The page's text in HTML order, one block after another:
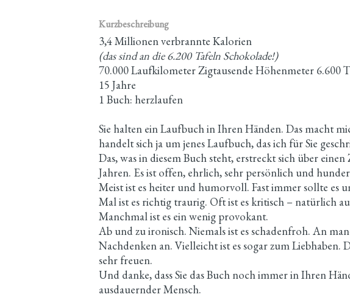
Kurzbeschreibung
3,4 Millionen verbrannte Kalorien
(das sind an die 6.200 Tafeln Schokolade!)
70.000 Laufkilometer Zigtausende Höhenmeter 6.600
15 Jahre
1 Buch: herzlaufen
Sie halten ein Laufbuch in Ihren Händen. Das macht
handelt sich ja um jenes Laufbuch, das ich für Sie
Das, was in diesem Buch steht, erstreckt sich über
Jahren. Es ist offen, ehrlich, sehr persönlich und
Meist ist es heiter und humorvoll. Fast immer sollte es
Mal ist es richtig traurig. Oft ist es kritisch – natürlich
Manchmal ist es ein wenig provokant.
Ab und zu ironisch. Niemals ist es schadenfroh. An
Nachdenken an. Vielleicht ist es sogar zum Liebhaben.
sehr freuen.
Und danke, dass Sie das Buch noch immer in Ihren
ausdauernder Mensch.